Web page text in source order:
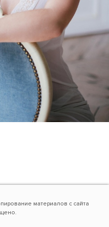
материалов с сайта